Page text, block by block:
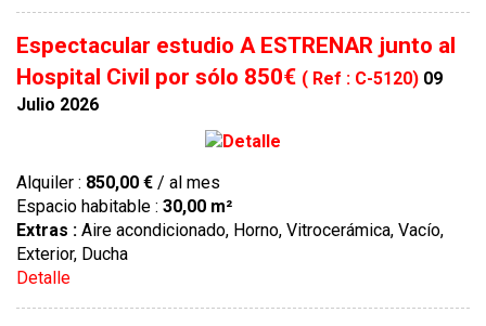
Espectacular estudio A ESTRENAR junto al
Hospital Civil por sólo 850€ ( Ref : C-5120) 09
Julio 2026
Alquiler : 850,00 € / al mes
Espacio habitable : 30,00 m²
Extras : Aire acondicionado, Horno, Vitrocerámica, Vacío,
Exterior, Ducha
Detalle